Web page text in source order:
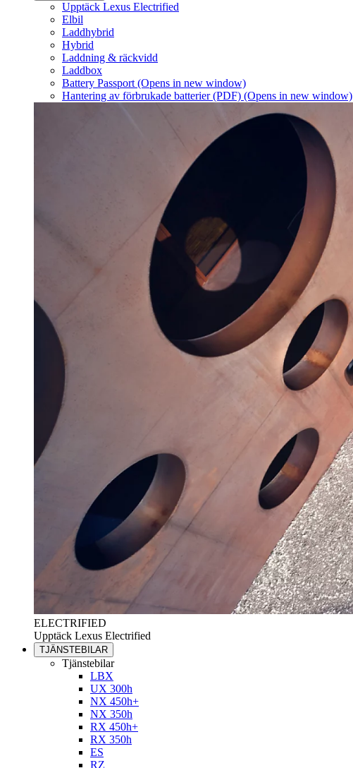
Upptäck Lexus Electrified
Elbil
Laddhybrid
Hybrid
Laddning & räckvidd
Laddbox
Battery Passport (Opens in new window)
Hantering av förbrukade batterier (PDF) (Opens in new window)
ELECTRIFIED
Upptäck Lexus Electrified
TJÄNSTEBILAR
Tjänstebilar
LBX
UX 300h
NX 450h+
NX 350h
RX 450h+
RX 350h
ES
RZ